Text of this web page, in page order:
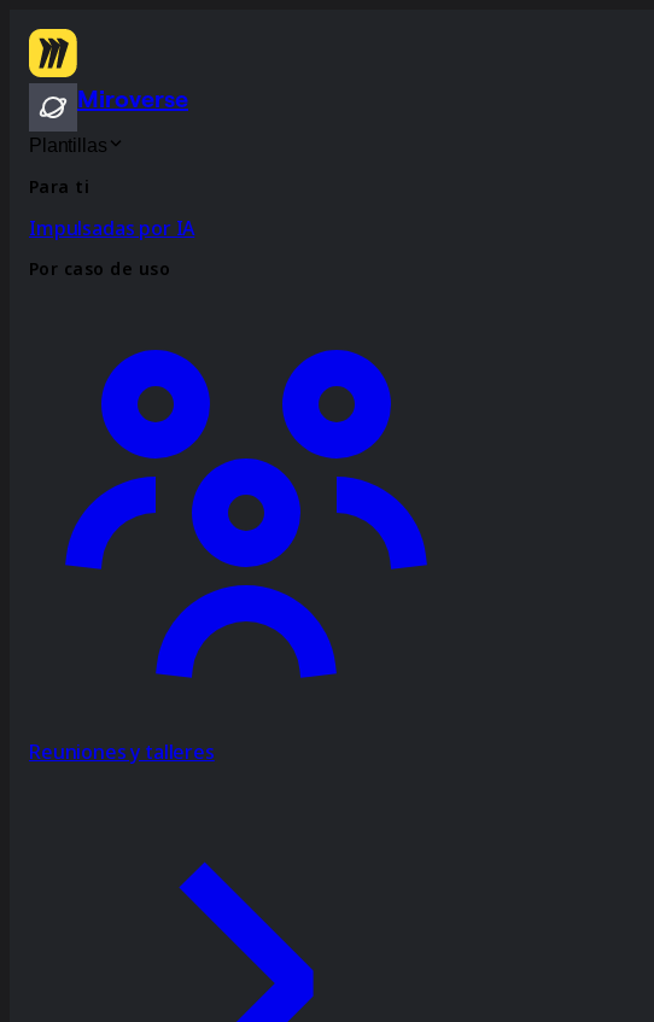
Miroverse
Plantillas
Para ti
Impulsadas por IA
Por caso de uso
Reuniones y talleres